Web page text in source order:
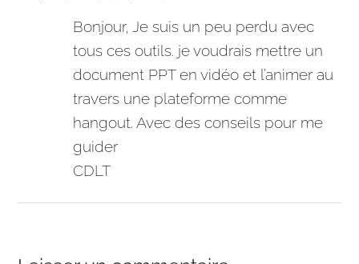
Bonjour, Je suis un peu perdu avec
tous ces outils. je voudrais mettre un
document PPT en vidéo et l’animer au
travers une plateforme comme
hangout. Avec des conseils pour me
guider
CDLT